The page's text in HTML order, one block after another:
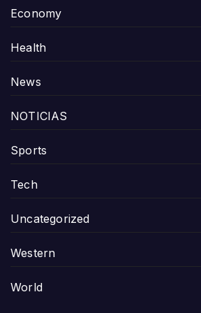
Economy
Health
News
NOTICIAS
Sports
Tech
Uncategorized
Western
World